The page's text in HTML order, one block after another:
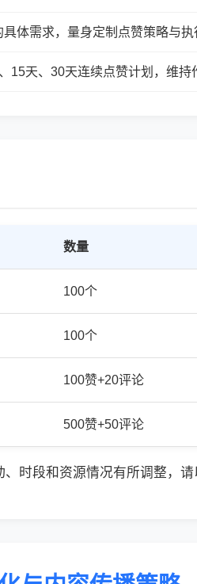
具体需求，量身定制点赞策略与执
15天、30天连续点赞计划，维持
数量
100个
100个
100赞+20评论
500赞+50评论
时段和资源情况有所调整，请